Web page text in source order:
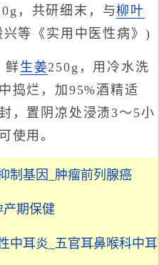
，共研细末，与柳叶
等《实用中医性病》)
鲜生姜250g，用冷水洗
捣烂，加95%酒精适
，置阴凉处浸渍3～5小
使用。
制基因_肿瘤前列腺癌
产期保健
中耳炎_五官耳鼻喉科中耳